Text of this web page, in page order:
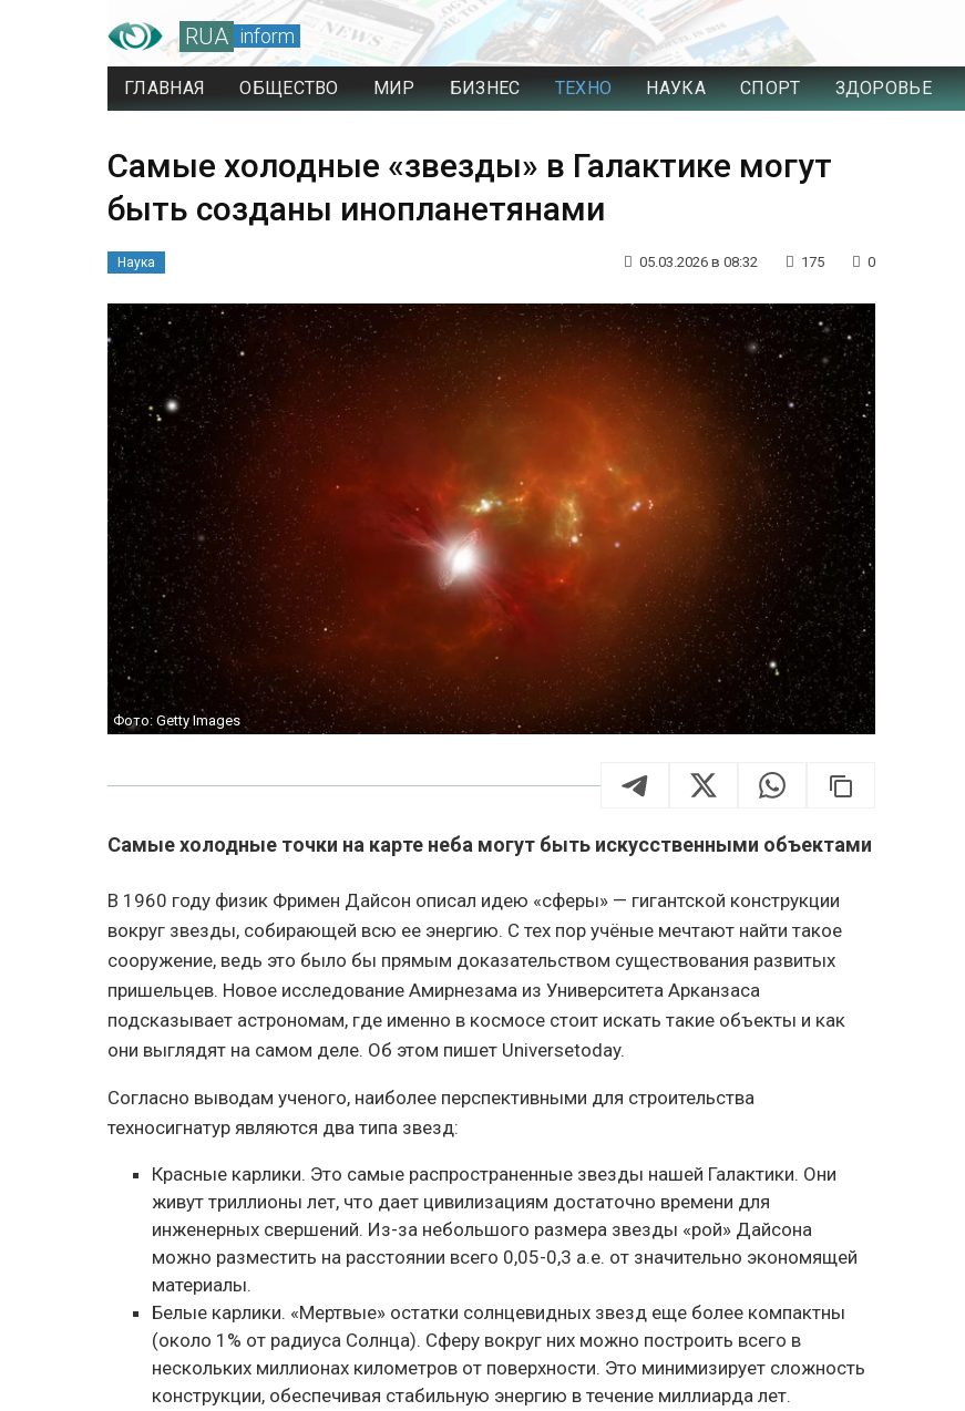
RUA inform
ГЛАВНАЯ ОБЩЕСТВО МИР БИЗНЕС ТЕХНО НАУКА СПОРТ ЗДОРОВЬЕ
Самые холодные «звезды» в Галактике могут
быть созданы инопланетянами
Наука 05.03.2026 в 08:32 175 0
Фото: Getty Images
Самые холодные точки на карте неба могут быть искусственными объектами
В 1960 году физик Фримен Дайсон описал идею «сферы» — гигантской конструкции
вокруг звезды, собирающей всю ее энергию. С тех пор учёные мечтают найти такое
сооружение, ведь это было бы прямым доказательством существования развитых
пришельцев. Новое исследование Амирнезама из Университета Арканзаса
подсказывает астрономам, где именно в космосе стоит искать такие объекты и как
они выглядят на самом деле. Об этом пишет Universetoday.
Согласно выводам ученого, наиболее перспективными для строительства
техносигнатур являются два типа звезд:
Красные карлики. Это самые распространенные звезды нашей Галактики. Они
живут триллионы лет, что дает цивилизациям достаточно времени для
инженерных свершений. Из-за небольшого размера звезды «рой» Дайсона
можно разместить на расстоянии всего 0,05-0,3 а.е. от значительно экономящей
материалы.
Белые карлики. «Мертвые» остатки солнцевидных звезд еще более компактны
(около 1% от радиуса Солнца). Сферу вокруг них можно построить всего в
нескольких миллионах километров от поверхности. Это минимизирует сложность
конструкции, обеспечивая стабильную энергию в течение миллиарда лет.